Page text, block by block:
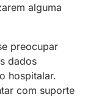
alguma
preocupar
dados
hospitalar.
com suporte